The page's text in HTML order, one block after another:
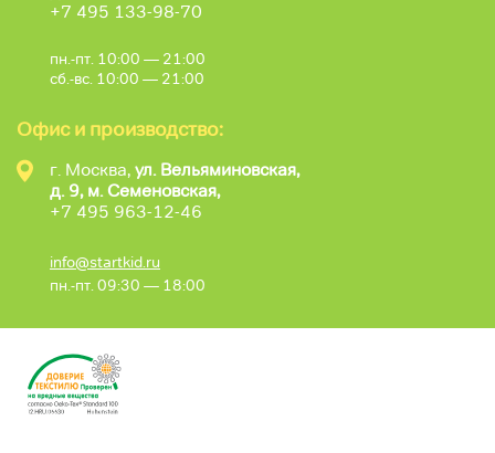
+7 495 133-98-70
пн.-пт. 10:00 — 21:00
сб.-вс. 10:00 — 21:00
Офис и производство:
г. Москва, ул. Вельяминовская,
д. 9, м. Семеновская,
+7 495 963-12-46
info@startkid.ru
пн.-пт. 09:30 — 18:00